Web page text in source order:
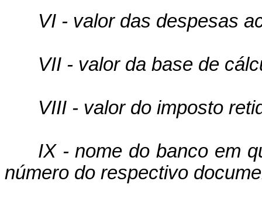
VI - valor das despesas
VII - valor da base de
VIII - valor do imposto
IX - nome do banco em
número do respectivo